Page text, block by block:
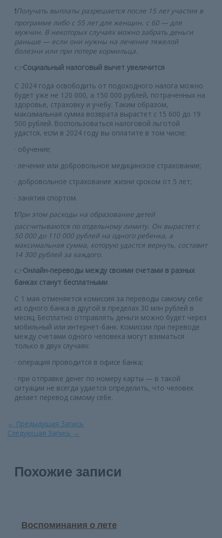
❗️Получать выплаты разрешается после 15 лет участия в
программе либо с 55 лет для женщин, с 60 — для
мужчин. В некоторых случаях можно забрать деньги
раньше — если они нужны на лечение тяжелой
болезни или при потере кормильца.
👉Социальный налоговый вычет увеличится
С 2024 года освободить от подоходного налога можно
будет уже не 120 000, а 150 000 рублей, потраченных на
здоровье, страховку и учебу. Таким образом,
максимальная сумма возврата вырастет с 15 600 до 19
500 рублей. Воспользоваться налоговой льготой
удастся, если в 2024 году вы оплатите в том числе:
· обучение;
· лечение или добровольное медицинское страхование;
· добровольное страхование жизни сроком от 5 лет;
· занятия спортом.
❗️При этом расходы на образование детей
рассчитываются по отдельному лимиту. Он вырастет с
50 000 до 110 000 рублей на одного ребенка, а
максимальная сумма, которую удастся вернуть, составит
14 300 рублей за каждого.
👉Онлайн-переводы между своими счетами в разных
банках станут бесплатными
С 1 мая отменяется комиссия за переводы самому себе
из одного банка в другой в пределах 30 млн рублей в
месяц. Бесплатно отправлять деньги можно будет через
мобильный или интернет-банк. Комиссии при переводе
между счетами одного человека могут взиматься
только в двух случаях:
· операция проводится в офисе банка;
· при отправке денег по номеру карты — в такой
ситуации не всегда удается определить, что человек
делает перевод самому себе.
Навигация
по
← Предыдущая Запись
Следующая Запись →
Похожие записи
Воспоминания о лете